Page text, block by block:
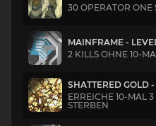
30 OPERATOR ONE
MAINFRAME -
2 KILLS OHNE 10-
SHATTERED GOLD -
ERREICHE 10-MAL
STERBEN